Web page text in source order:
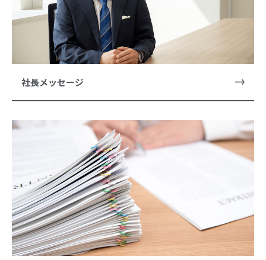
社長メッセージ